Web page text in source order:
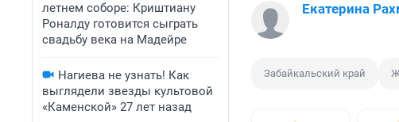
летнем соборе: Криштиану
Роналду готовится сыграть
свадьбу века на Мадейре
Нагиева не узнать! Как
выглядели звезды культовой
«Каменской» 27 лет назад
Екатерина
Забайкальский край